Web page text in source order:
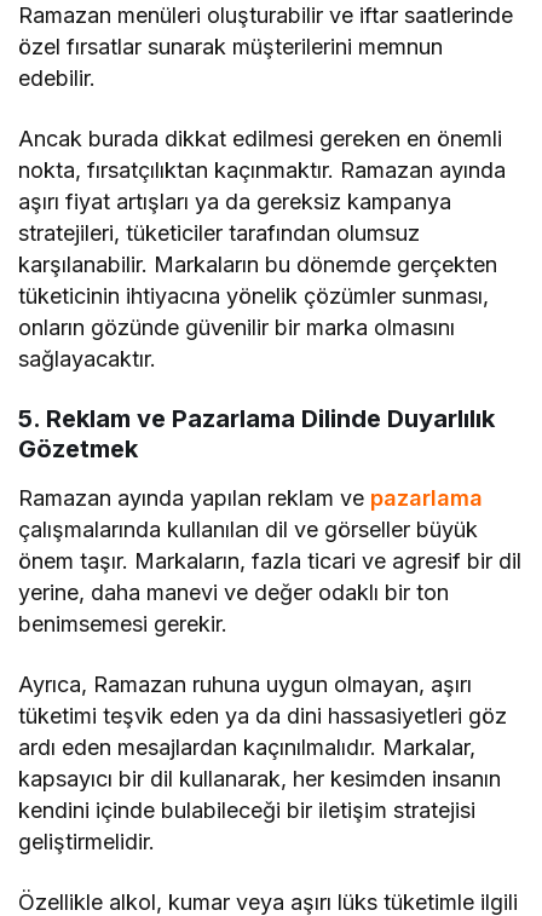
Ramazan menüleri oluşturabilir ve iftar saatlerinde
özel fırsatlar sunarak müşterilerini memnun
edebilir.
Ancak burada dikkat edilmesi gereken en önemli
nokta, fırsatçılıktan kaçınmaktır. Ramazan ayında
aşırı fiyat artışları ya da gereksiz kampanya
stratejileri, tüketiciler tarafından olumsuz
karşılanabilir. Markaların bu dönemde gerçekten
tüketicinin ihtiyacına yönelik çözümler sunması,
onların gözünde güvenilir bir marka olmasını
sağlayacaktır.
5. Reklam ve Pazarlama Dilinde Duyarlılık
Gözetmek
Ramazan ayında yapılan reklam ve pazarlama
çalışmalarında kullanılan dil ve görseller büyük
önem taşır. Markaların, fazla ticari ve agresif bir dil
yerine, daha manevi ve değer odaklı bir ton
benimsemesi gerekir.
Ayrıca, Ramazan ruhuna uygun olmayan, aşırı
tüketimi teşvik eden ya da dini hassasiyetleri göz
ardı eden mesajlardan kaçınılmalıdır. Markalar,
kapsayıcı bir dil kullanarak, her kesimden insanın
kendini içinde bulabileceği bir iletişim stratejisi
geliştirmelidir.
Özellikle alkol, kumar veya aşırı lüks tüketimle ilgili